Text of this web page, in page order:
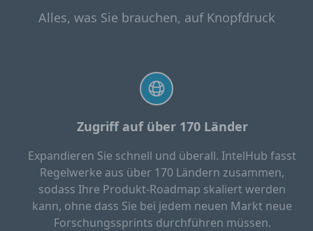
Alles, was Sie brauchen, auf Knopfdruck
Zugriff auf über 170 Länder
Expandieren Sie schnell und überall. IntelHub fasst
Regelwerke aus über 170 Ländern zusammen,
sodass Ihre Produkt-Roadmap skaliert werden
kann, ohne dass Sie bei jedem neuen Markt neue
Forschungssprints durchführen müssen.